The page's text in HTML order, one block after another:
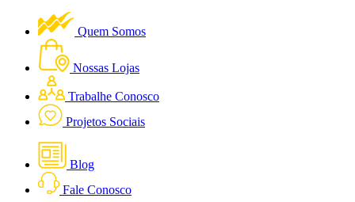
Quem Somos
Nossas Lojas
Trabalhe Conosco
Projetos Sociais
Blog
Fale Conosco